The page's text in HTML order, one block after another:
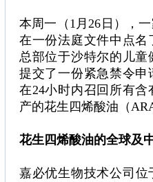
本周一（1月26日），
在一份法庭文件中点名
总部位于沙特尔的儿
提交了一份紧急禁令申
在24小时内召回所有
产的花生四烯酸油（
花生四烯酸油的全球及
嘉必优生物技术公司位